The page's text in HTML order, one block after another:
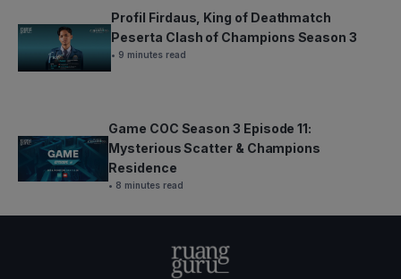
Profil Firdaus, King of Deathmatch
Peserta Clash of Champions Season 3
• 9 minutes read
Game COC Season 3 Episode 11:
Mysterious Scatter & Champions
Residence
• 8 minutes read